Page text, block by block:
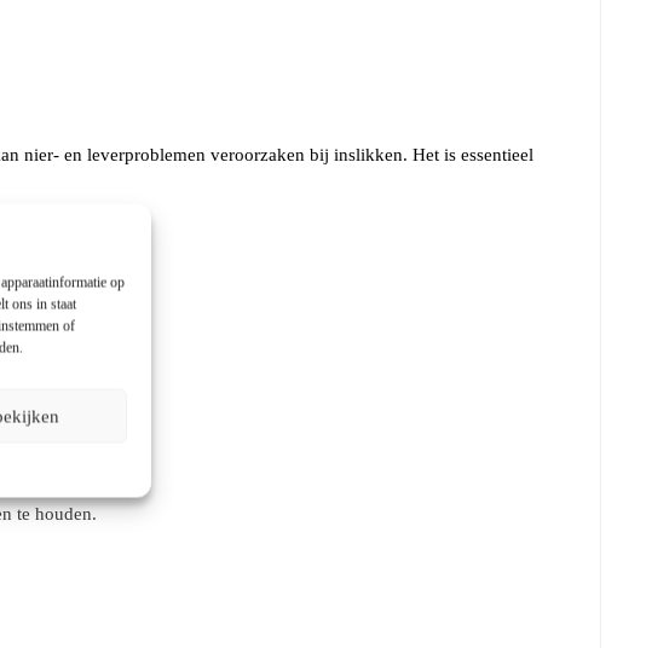
op
ons in staat
of
nier- en leverproblemen veroorzaken bij inslikken. Het is essentieel
te houden.